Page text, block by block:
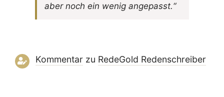
aber noch ein wenig angepasst.“
Kommentarzu RedeGold Reden­schreiber